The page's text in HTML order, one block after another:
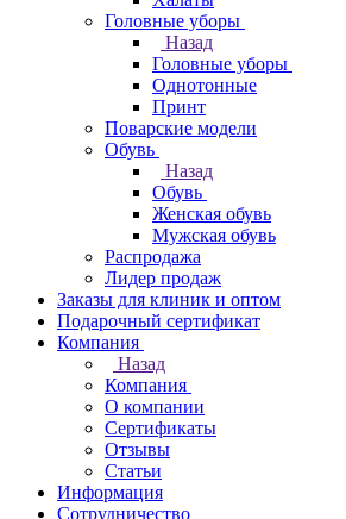
Головные уборы
Назад
Головные уборы
Однотонные
Принт
Поварские модели
Обувь
Назад
Обувь
Женская обувь
Мужская обувь
Распродажа
Лидер продаж
Заказы для клиник и оптом
Подарочный сертификат
Компания
Назад
Компания
О компании
Сертификаты
Отзывы
Статьи
Информация
Сотрудничество